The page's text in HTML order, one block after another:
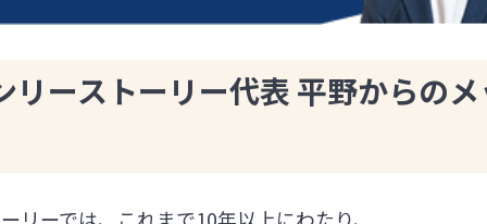
リーストーリー代表 平野からの